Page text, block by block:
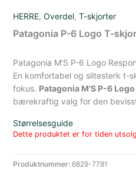
HERRE,Overdel,T-skjorter
Patagonia P-6 Logo T-
Patagonia M'S P-6 Logo
En komfortabel og slitesterk t-
fokus. Patagonia M'S P-6
bærekraftig valg for den
Størrelsesguide
Dette produktet er for tiden
Produktnummer: 6829-7781